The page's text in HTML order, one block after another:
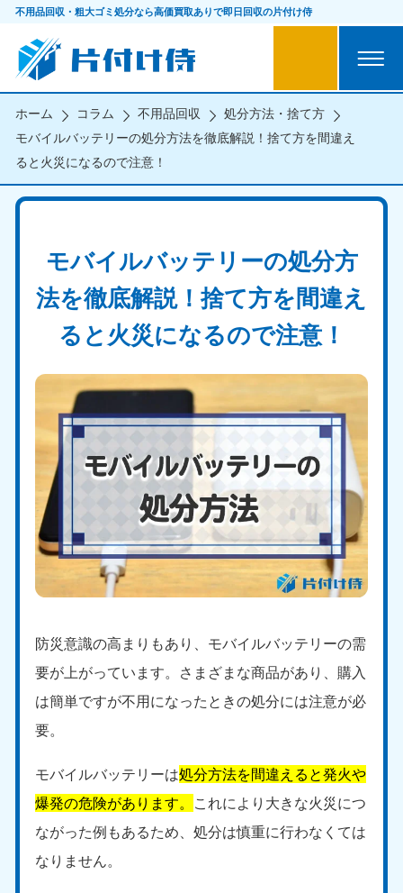
不用品回収・粗大ゴミ処分なら高価買取ありで即日回収の片付け侍
ホーム コラム 不用品回収
処分方法・捨て方
モバイルバッテリーの処分方法を徹底解説！捨て方を間違え
ると火災になるので注意！
モバイルバッテリーの処分方
法を徹底解説！捨て方を間違え
ると火災になるので注意！
防災意識の高まりもあり、モバイルバッテリーの需
要が上がっています。さまざまな商品があり、購入
は簡単ですが不用になったときの処分には注意が必
要。
モバイルバッテリーは処分方法を間違えると発火や
爆発の危険があります。 これにより大きな火災につ
ながった例もあるため、処分は慎重に行わなくては
なりません。